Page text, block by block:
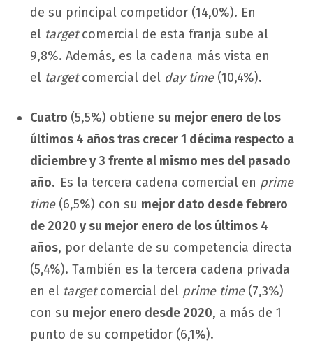
de su principal competidor (14,0%). En
el targetcomercial de esta franja sube al
9,8%. Además, es la cadena más vista en
el targetcomercial del day time(10,4%).
Cuatro (5,5%) obtiene su mejor enero de los
últimos 4 años tras crecer 1 décima respecto a
diciembre y 3 frente al mismo mes del pasado
año. Es la tercera cadena comercial en prime
time(6,5%) con su mejor dato desde febrero
de 2020 y su mejor enero de los últimos 4
años, por delante de su competencia directa
(5,4%). También es la tercera cadena privada
en el targetcomercial del prime time(7,3%)
con su mejor enero desde 2020, a más de 1
punto de su competidor (6,1%).